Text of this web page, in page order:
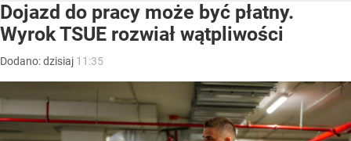
Dojazd do pracy może być płatny.
Wyrok TSUE rozwiał wątpliwości
Dodano:dzisiaj 11:35